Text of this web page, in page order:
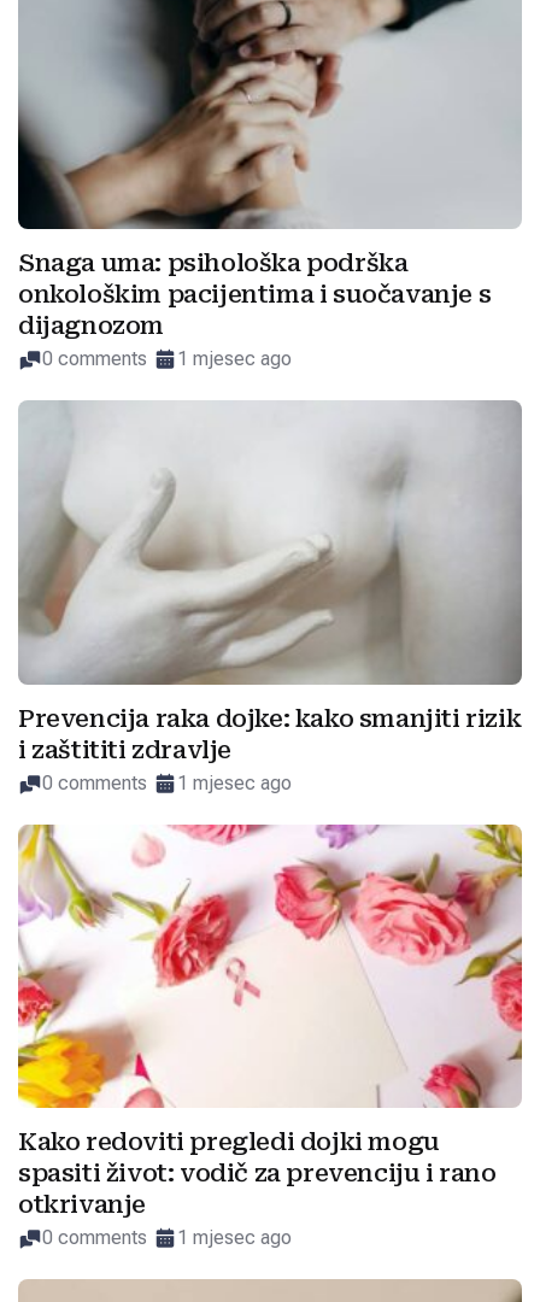
Snaga uma: psihološka podrška
onkološkim pacijentima i suočavanje s
dijagnozom
0 comments 1 mjesec ago
Prevencija raka dojke: kako smanjiti rizik
i zaštititi zdravlje
0 comments 1 mjesec ago
Kako redoviti pregledi dojki mogu
spasiti život: vodič za prevenciju i rano
otkrivanje
0 comments 1 mjesec ago